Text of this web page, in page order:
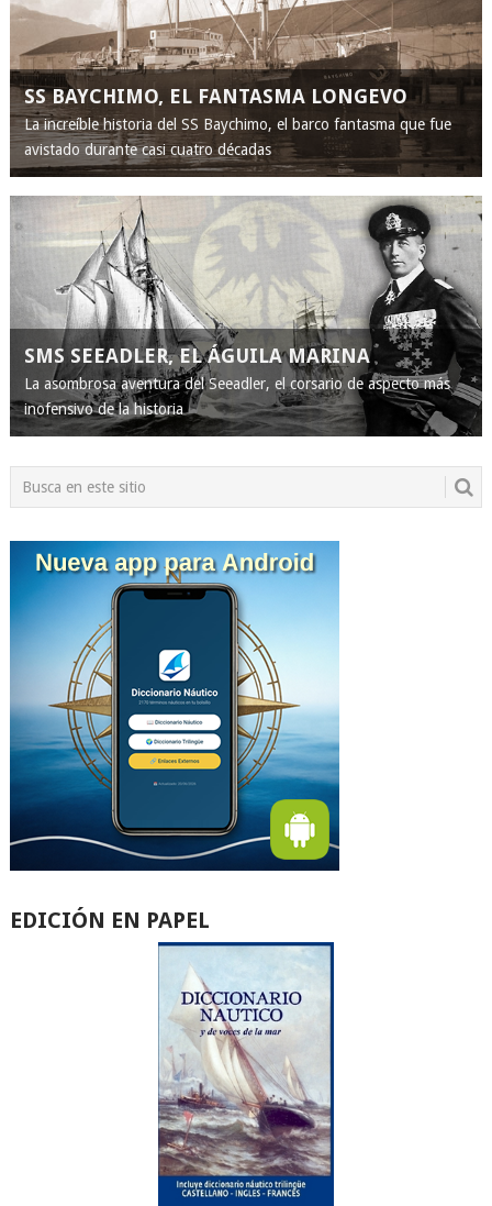
SS BAYCHIMO, EL FANTASMA LONGEVO
La increíble historia del SS Baychimo, el barco fantasma que fue
avistado durante casi cuatro décadas
SMS SEEADLER, EL ÁGUILA MARINA
La asombrosa aventura del Seeadler, el corsario de aspecto más
inofensivo de la historia
EDICIÓN EN PAPEL